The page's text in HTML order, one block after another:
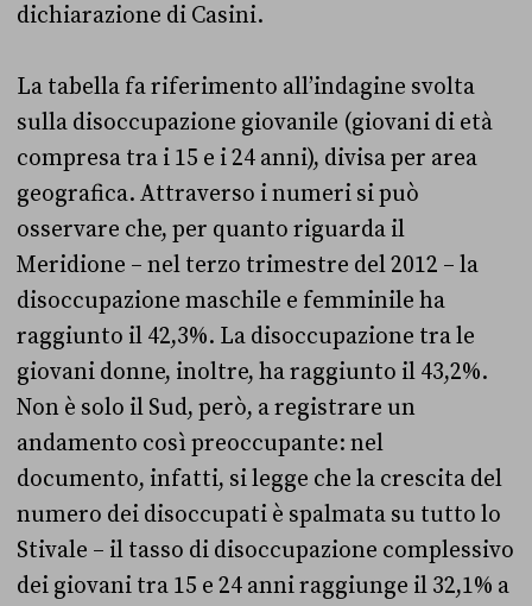
dichiarazione di Casini.
La tabella fa riferimento all’indagine svolta
sulla disoccupazione giovanile (giovani di età
compresa tra i 15 e i 24 anni), divisa per area
geografica. Attraverso i numeri si può
osservare che, per quanto riguarda il
Meridione – nel terzo trimestre del 2012 – la
disoccupazione maschile e femminile ha
raggiunto il 42,3%. La disoccupazione tra le
giovani donne, inoltre, ha raggiunto il 43,2%.
Non è solo il Sud, però, a registrare un
andamento così preoccupante: nel
documento, infatti, si legge che la crescita del
numero dei disoccupati è spalmata su tutto lo
Stivale – il tasso di disoccupazione complessivo
dei giovani tra 15 e 24 anni raggiunge il 32,1% a